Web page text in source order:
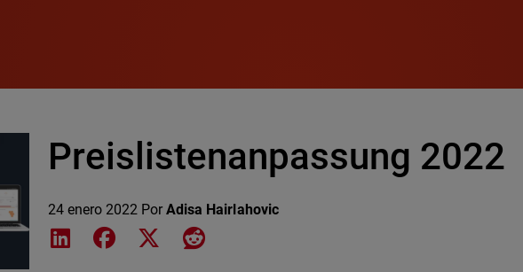
Preislistenanpassung 2022
24 enero 2022 PorAdisa Hairlahovic
Share on LinkedIn
Share on Facebook
Share on XShare on Reddit